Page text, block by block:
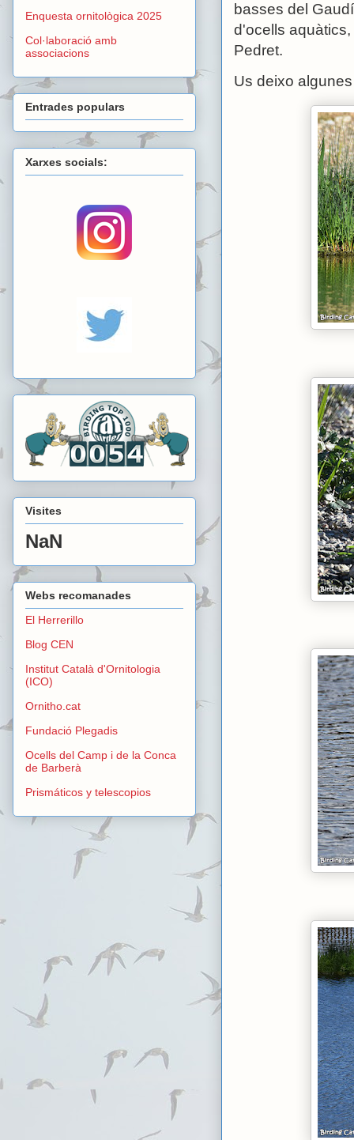
basses del
d'ocells
Pedret.
Us deixo
Enquesta ornitològica 2025
Col·laboració amb
associacions
Entrades populars
Xarxes socials:
Visites
NaN
Webs recomanades
El Herrerillo
Blog CEN
Institut Català d'Ornitologia
(ICO)
Ornitho.cat
Fundació Plegadis
Ocells del Camp i de la Conca
de Barberà
Prismáticos y telescopios